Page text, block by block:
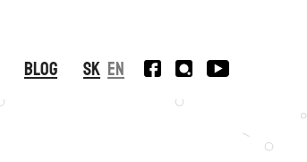
Blog SK EN